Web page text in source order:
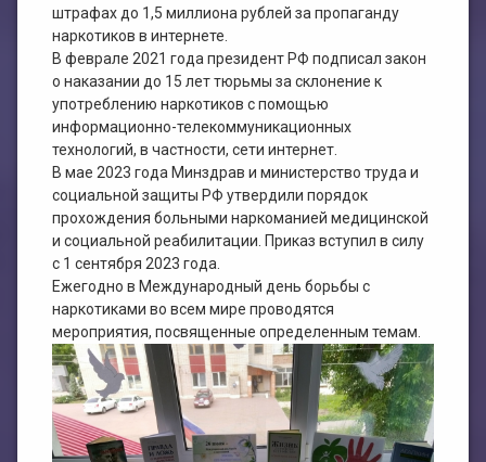
штрафах до 1,5 миллиона рублей за пропаганду
наркотиков в интернете.
В феврале 2021 года президент РФ подписал закон
о наказании до 15 лет тюрьмы за склонение к
употреблению наркотиков с помощью
информационно-телекоммуникационных
технологий, в частности, сети интернет.
В мае 2023 года Минздрав и министерство труда и
социальной защиты РФ утвердили порядок
прохождения больными наркоманией медицинской
и социальной реабилитации. Приказ вступил в силу
с 1 сентября 2023 года.
Ежегодно в Международный день борьбы с
наркотиками во всем мире проводятся
мероприятия, посвященные определенным темам.